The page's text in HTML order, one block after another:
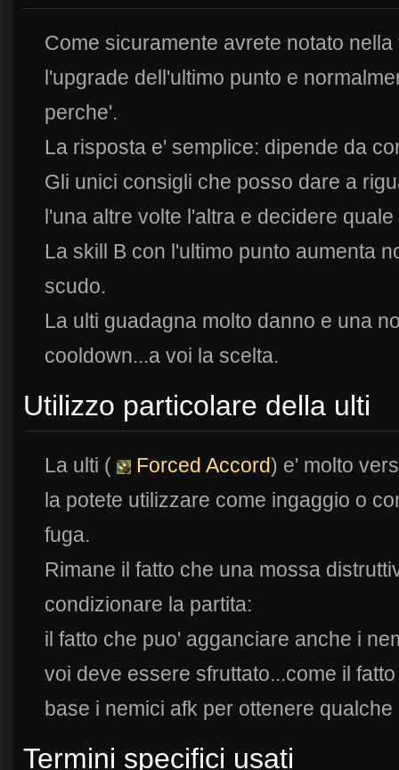
Come sicuramente avrete notato
l'upgrade dell'ultimo punto e
perche'.
La risposta e' semplice: dipende da
Gli unici consigli che posso dare a
l'una altre volte l'altra e decidere
La skill B con l'ultimo punto aumenta
scudo.
La ulti guadagna molto danno e una
cooldown...a voi la scelta.
Utilizzo particolare della ulti
La ulti ( Forced Accord) e' molto
la potete utilizzare come ingaggio o
fuga.
Rimane il fatto che una mossa
condizionare la partita:
il fatto che puo' agganciare anche i
voi deve essere sfruttato...come il
base i nemici afk per ottenere
Termini specifici usati